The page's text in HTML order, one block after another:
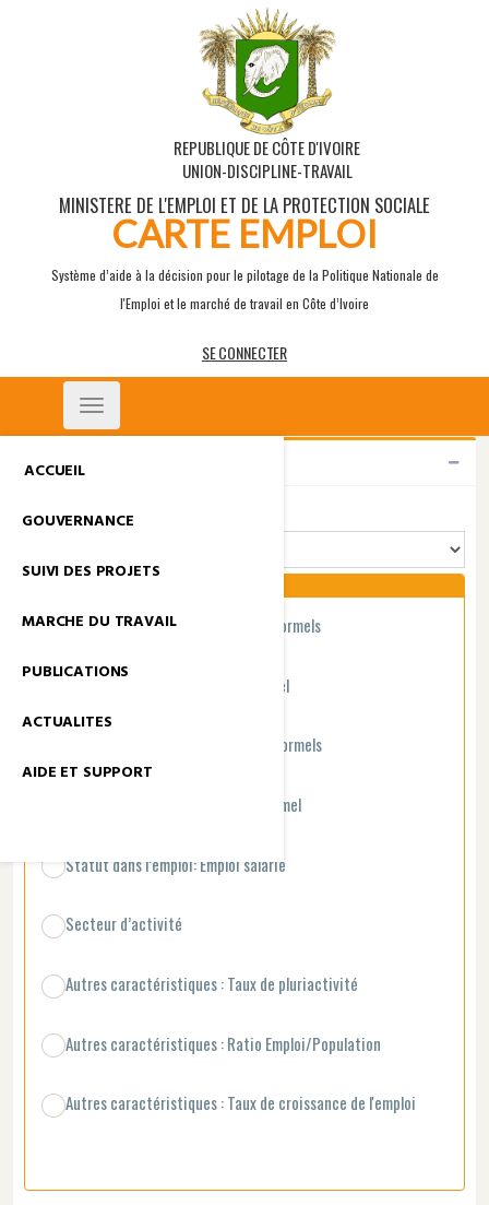
REPUBLIQUE DE CÔTE D'IVOIRE
UNION-DISCIPLINE-TRAVAIL
MINISTERE DE L'EMPLOI ET DE LA PROTECTION SOCIALE
CARTE EMPLOI
Système d’aide à la décision pour le pilotage de la Politique Nationale de
l'Emploi et le marché de travail en Côte d’Ivoire
SE CONNECTER
Toggle
navigation
ACCUEIL
GOUVERNANCE
SUIVI DES PROJETS
MARCHE DU TRAVAIL
PUBLICATIONS
ACTUALITES
AIDE ET SUPPORT
Indicateurs
Type d'emploi : Nombre d’emplois formels
Type d'emploi : Taux d’emploi formel
Type d'emploi : Nombre emplois informels
Type d'emploi : Taux d’emploi informel
Statut dans l’emploi: Emploi salarié
Secteur d’activité
Autres caractéristiques : Taux de pluriactivité
Autres caractéristiques : Ratio Emploi/Population
Autres caractéristiques : Taux de croissance de l'emploi